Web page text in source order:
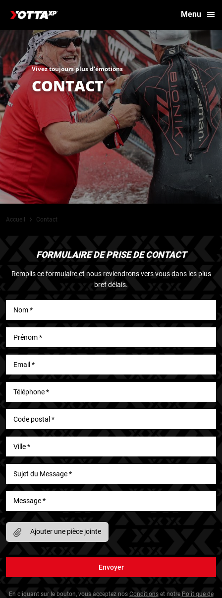
Menu
Vivez toujours plus d'émotions
CONTACT
Accueil › Contact
FORMULAIRE DE PRISE DE CONTACT
Remplis ce formulaire et nous reviendrons vers vous dans les plus
bref délais.
Ajouter une pièce jointe
En cliquant sur le bouton, vous acceptez nos Conditionset notre Politique de